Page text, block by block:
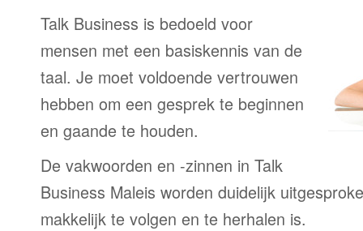
Talk Business is bedoeld voor
mensen met een basiskennis van de
taal. Je moet voldoende vertrouwen
hebben om een gesprek te beginnen
en gaande te houden.
De vakwoorden en -zinnen in Talk
Business Maleis worden duidelijk
makkelijk te volgen en te herhalen is.